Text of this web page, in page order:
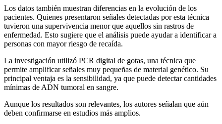
Los datos también muestran diferencias en la evolución de los
pacientes. Quienes presentaron señales detectadas por esta técnica
tuvieron una supervivencia menor que aquellos sin rastros de
enfermedad. Esto sugiere que el análisis puede ayudar a identificar a
personas con mayor riesgo de recaída.
La investigación utilizó PCR digital de gotas, una técnica que
permite amplificar señales muy pequeñas de material genético. Su
principal ventaja es la sensibilidad, ya que puede detectar cantidades
mínimas de ADN tumoral en sangre.
Aunque los resultados son relevantes, los autores señalan que aún
deben confirmarse en estudios más amplios.